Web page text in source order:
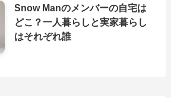
Snow Manのメンバーの自宅は
どこ？一人暮らしと実家暮らし
はそれぞれ誰